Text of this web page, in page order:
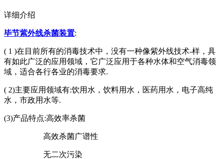
详细介绍
毕节紫外线杀菌装置:
( 1 )在目前所有的消毒技术中，没有一种像紫外线技术-样，具
有如此广泛的应用领域，它广泛应用于各种水体和空气消毒领
域，适合各行各业的消毒要求.
( 2)主要应用领域有:饮用水，饮料用水，医药用水，电子高纯
水，市政用水等.
(3)产品特点:高效率杀菌
高效杀菌广谱性
无二次污染